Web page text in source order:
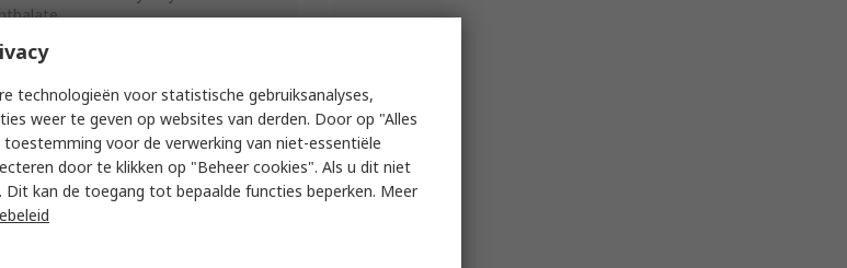
technologieën voor statistische gebruiksanalyses,
weer te geven op websites van derden. Door op "Alles
voor de verwerking van niet-essentiële
door te klikken op "Beheer cookies". Als u dit niet
Dit kan de toegang tot bepaalde functies beperken. Meer